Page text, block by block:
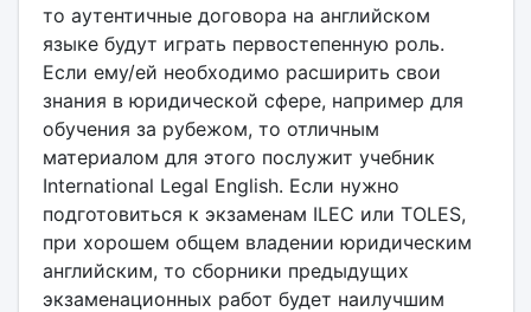
то аутентичные договора на английском
языке будут играть первостепенную роль.
Если ему/ей необходимо расширить свои
знания в юридической сфере, например для
обучения за рубежом, то отличным
материалом для этого послужит учебник
International Legal English. Если нужно
подготовиться к экзаменам ILEC или TOLES,
при хорошем общем владении юридическим
английским, то сборники предыдущих
экзаменационных работ будет наилучшим